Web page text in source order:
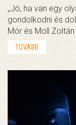
„Jó, ha van egy
gondolkodni és
Mór és Moll
TOVÁBB